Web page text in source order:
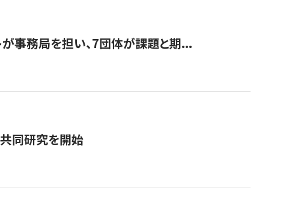
事務局を担い、7団体が課題と期...
共同研究を開始